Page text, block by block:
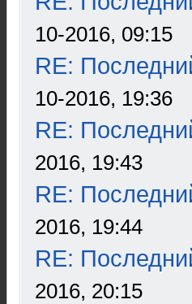
10-2016, 09:15
RE:
10-2016, 19:36
RE:
2016, 19:43
RE:
2016, 19:44
RE:
2016, 20:15